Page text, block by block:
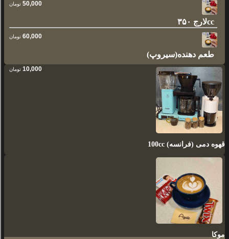
50,000 تومان
لارج ۳۵۰cc
60,000 تومان
طعم دهنده(سیروپ)
10,000 تومان
قهوه دمی (فرانسه) 100cc
موکا